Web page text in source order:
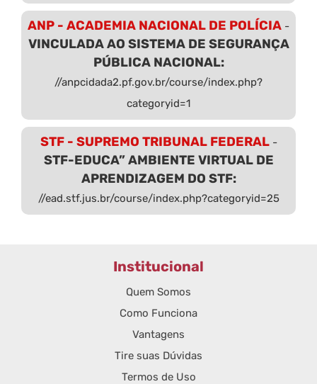
ANP - ACADEMIA NACIONAL DE POLÍCIA -
VINCULADA AO SISTEMA DE SEGURANÇA
PÚBLICA NACIONAL:
//anpcidada2.pf.gov.br/course/index.php?
categoryid=1
STF - SUPREMO TRIBUNAL FEDERAL-
STF-EDUCA” AMBIENTE VIRTUAL DE
APRENDIZAGEM DO STF:
//ead.stf.jus.br/course/index.php?categoryid=25
Institucional
Quem Somos
Como Funciona
Vantagens
Tire suas Dúvidas
Termos de Uso